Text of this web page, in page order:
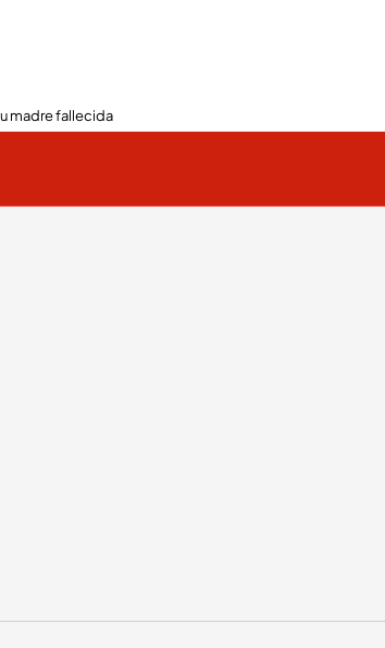
madre fallecida